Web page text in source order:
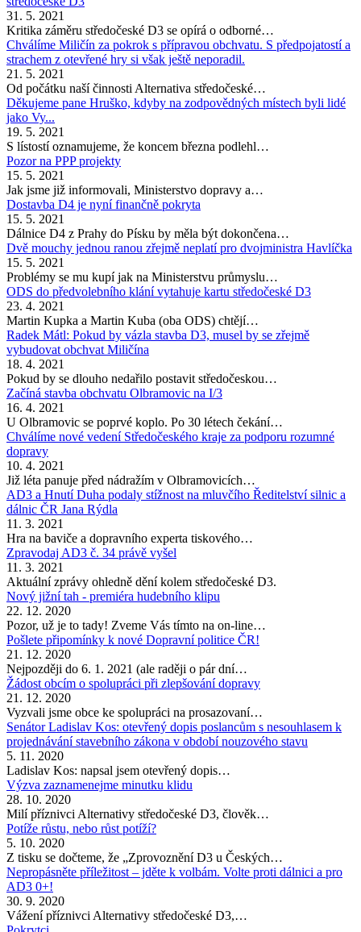
31. 5. 2021
Kritika záměru středočeské D3 se opírá o odborné…
Chválíme Miličín za pokrok s přípravou obchvatu. S předpojatostí a
strachem z otevřené hry si však ještě neporadil.
21. 5. 2021
Od počátku naší činnosti Alternativa středočeské…
Děkujeme pane Hruško, kdyby na zodpovědných místech byli lidé
jako Vy...
19. 5. 2021
S lístostí oznamujeme, že koncem března podlehl…
Pozor na PPP projekty
15. 5. 2021
Jak jsme již informovali, Ministerstvo dopravy a…
Dostavba D4 je nyní finančně pokryta
15. 5. 2021
Dálnice D4 z Prahy do Písku by měla být dokončena…
Dvě mouchy jednou ranou zřejmě neplatí pro dvojministra Havlíčka
15. 5. 2021
Problémy se mu kupí jak na Ministerstvu průmyslu…
ODS do předvolebního klání vytahuje kartu středočeské D3
23. 4. 2021
Martin Kupka a Martin Kuba (oba ODS) chtějí…
Radek Mátl: Pokud by vázla stavba D3, musel by se zřejmě
vybudovat obchvat Miličína
18. 4. 2021
Pokud by se dlouho nedařilo postavit středočeskou…
Začíná stavba obchvatu Olbramovic na I/3
16. 4. 2021
U Olbramovic se poprvé koplo. Po 30 létech čekání…
Chválíme nové vedení Středočeského kraje za podporu rozumné
dopravy
10. 4. 2021
Již léta panuje před nádražím v Olbramovicích…
AD3 a Hnutí Duha podaly stížnost na mluvčího Ředitelství silnic a
dálnic ČR Jana Rýdla
11. 3. 2021
Hra na baviče a dopravního experta tiskového…
Zpravodaj AD3 č. 34 právě vyšel
11. 3. 2021
Aktuální zprávy ohledně dění kolem středočeské D3.
Nový jižní tah - premiéra hudebního klipu
22. 12. 2020
Pozor, už je to tady! Zveme Vás tímto na on-line…
Pošlete připomínky k nové Dopravní politice ČR!
21. 12. 2020
Nejpozději do 6. 1. 2021 (ale raději o pár dní…
Žádost obcím o spolupráci při zlepšování dopravy
21. 12. 2020
Vyzvali jsme obce ke spolupráci na prosazovaní…
Senátor Ladislav Kos: otevřený dopis poslancům s nesouhlasem k
projednávání stavebního zákona v období nouzového stavu
5. 11. 2020
Ladislav Kos: napsal jsem otevřený dopis…
Výzva zaznamenejme minutku klidu
28. 10. 2020
Milí příznivci Alternativy středočeské D3, člověk…
Potíže růstu, nebo růst potíží?
5. 10. 2020
Z tisku se dočteme, že „Zprovoznění D3 u Českých…
Nepropásněte příležitost – jděte k volbám. Volte proti dálnici a pro
AD3 0+!
30. 9. 2020
Vážení příznivci Alternativy středočeské D3,…